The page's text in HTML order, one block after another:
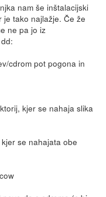
nam še inštalacijski
je tako najlažje. Če že
ne pa jo iz
cdrom pot pogona in
kjer se nahaja slika
se nahajata obe